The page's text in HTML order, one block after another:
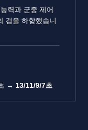
력과 군중 제어
검을 하향했습니
→ 13/11/9/7초